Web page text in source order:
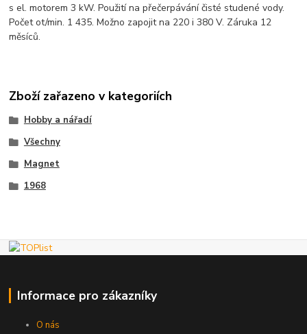
s el. motorem 3 kW. Použití na přečerpávání čisté studené vody.
Počet ot/min. 1 435. Možno zapojit na 220 i 380 V. Záruka 12
měsíců.
Zboží zařazeno v kategoriích
Hobby a nářadí
Všechny
Magnet
1968
Informace pro zákazníky
O nás